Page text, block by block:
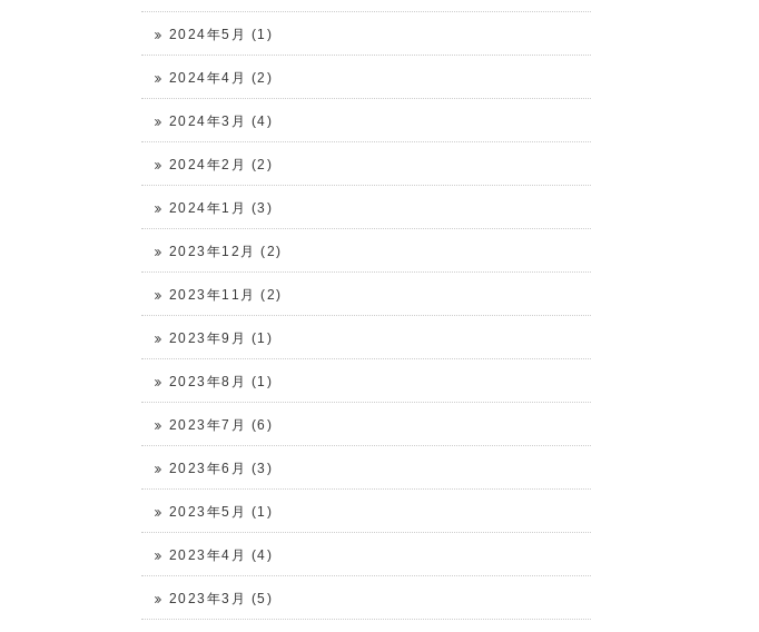
2024年5月 (1)
2024年4月 (2)
2024年3月 (4)
2024年2月 (2)
2024年1月 (3)
2023年12月 (2)
2023年11月 (2)
2023年9月 (1)
2023年8月 (1)
2023年7月 (6)
2023年6月 (3)
2023年5月 (1)
2023年4月 (4)
2023年3月 (5)